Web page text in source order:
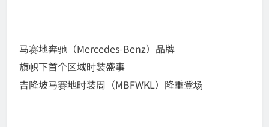
—–
马赛地奔驰（Mercedes-Benz）品牌
旗帜下首个区域时装盛事
吉隆坡马赛地时装周（MBFWKL）隆重登场